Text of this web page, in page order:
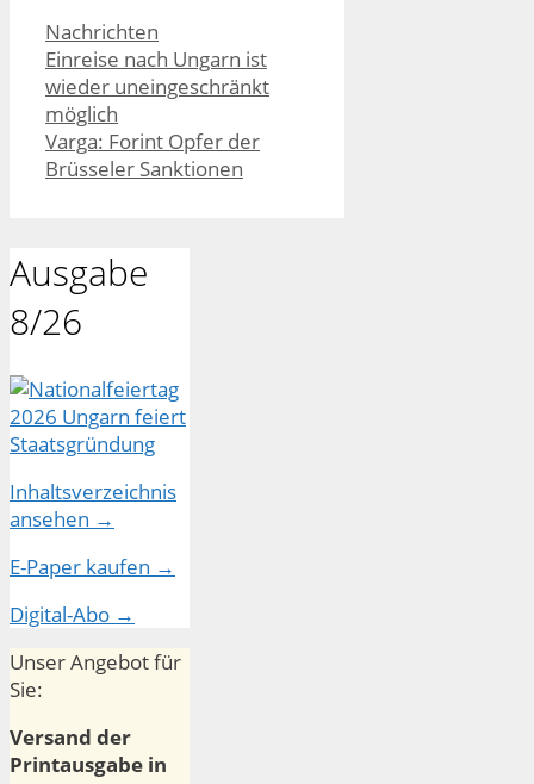
Kategorien
Nachrichten
Einreise nach Ungarn ist
wieder uneingeschränkt
möglich
Varga: Forint Opfer der
Brüsseler Sanktionen
Ausgabe
8/26
Inhaltsverzeichnis
ansehen →
E-Paper kaufen →
Digital-Abo →
Unser Angebot für
Sie:
Versand der
Printausgabe in